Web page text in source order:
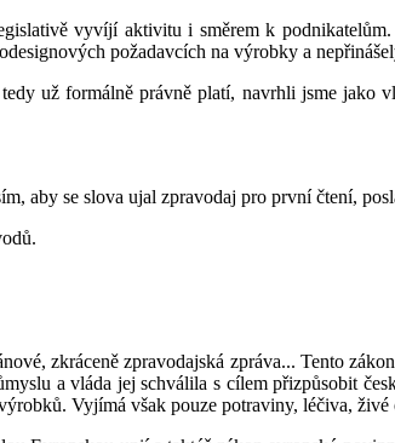
vyvíjí aktivitu i směrem k
požadavcích na výrobky a
už formálně právně platí, navrhli jsme jako
aby se slova ujal zpravodaj pro první čtení,
zkráceně zpravodajská zpráva... Tento
a vláda jej schválila s cílem přizpůsobit
Vyjímá však pouze potraviny, léčiva,